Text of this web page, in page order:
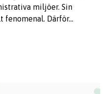
miljöer. Sin
Därför…